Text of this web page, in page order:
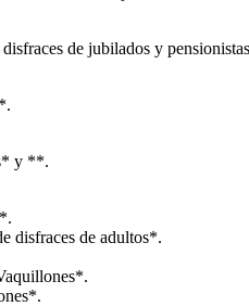
de jubilados y
y **.
disfraces de adultos*.